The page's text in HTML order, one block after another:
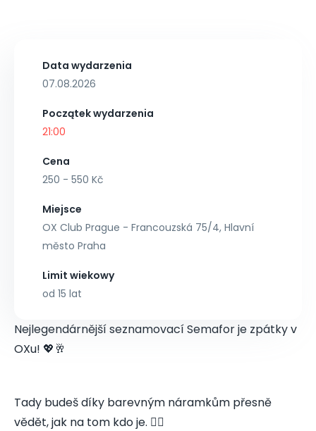
Data wydarzenia
07.08.2026
Początek wydarzenia
21:00
Cena
250 - 550 Kč
Miejsce
OX Club Prague - Francouzská 75/4, Hlavní
město Praha
Limit wiekowy
od 15 lat
Nejlegendárnější seznamovací Semafor je zpátky v
OXu! 💖🥂
Tady budeš díky barevným náramkům přesně
vědět, jak na tom kdo je. 👇🏻